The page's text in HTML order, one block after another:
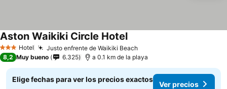
3 Estrellas
Hotel Justo enfrente de Waikiki Beach
Aston Waikiki Circle Hotel
8,2 Muy bueno 6.325 a 0.1 km de la playa
Elige fechas para ver los precios exactos
Ver precios